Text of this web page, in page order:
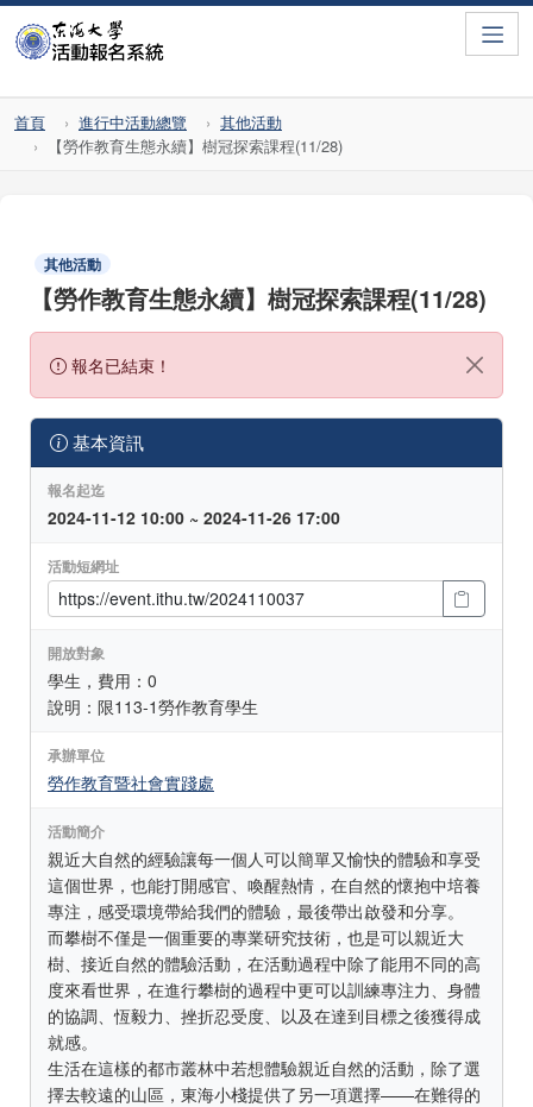
首頁 進行中活動總覽
其他活動
【勞作教育生態永續】樹冠探索課程(11/28)
其他活動
【勞作教育生態永續】樹冠探索課程(11/28)
報名已結束！
基本資訊
報名起迄
2024-11-12 10:00 ~ 2024-11-26 17:00
活動短網址
開放對象
學生，費用：0
說明：限113-1勞作教育學生
承辦單位
勞作教育暨社會實踐處
活動簡介
親近大自然的經驗讓每一個人可以簡單又愉快的體驗和享受
這個世界，也能打開感官、喚醒熱情，在自然的懷抱中培養
專注，感受環境帶給我們的體驗，最後帶出啟發和分享。
而攀樹不僅是一個重要的專業研究技術，也是可以親近大
樹、接近自然的體驗活動，在活動過程中除了能用不同的高
度來看世界，在進行攀樹的過程中更可以訓練專注力、身體
的協調、恆毅力、挫折忍受度、以及在達到目標之後獲得成
就感。
生活在這樣的都市叢林中若想體驗親近自然的活動，除了選
擇去較遠的山區，東海小棧提供了另一項選擇——在難得的